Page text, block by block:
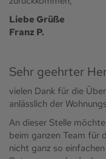
Liebe Grüße
Franz P.
Sehr geehrter
vielen Dank für die
anlässlich der
An dieser Stelle
beim ganzen Team für
nicht ganz so